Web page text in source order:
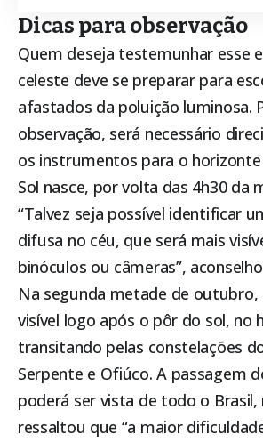
Dicas para observação
Quem deseja testemunhar esse
celeste deve se preparar para
afastados da poluição luminosa.
observação, será necessário
os instrumentos para o
Sol nasce, por volta das 4h30 da
“Talvez seja possível identificar
difusa no céu, que será mais
binóculos ou câmeras”,
Na segunda metade de outubro,
visível logo após o pôr do sol, no
transitando pelas constelações
Serpente e Ofiúco. A passagem
poderá ser vista de todo o
ressaltou que “a maior